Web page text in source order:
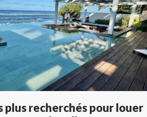
plus recherchés pour louer